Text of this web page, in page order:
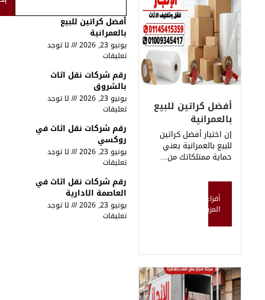
للبيع
كراتين
يعني
من...
أفضل كراتين للبيع
بالعمرانية
يونيو 23, 2026
لا توجد
تعليقات
رقم شركات نقل اثاث
بالشروق
لا توجد
تعليقات
رقم شركات نقل اثاث في
روكسي
يونيو 23, 2026
لا توجد
تعليقات
رقم شركات نقل اثاث في
لا توجد